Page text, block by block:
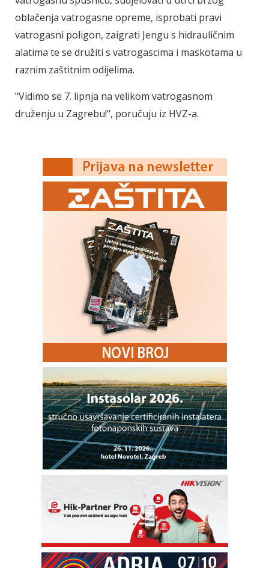
oblačenja vatrogasne opreme, isprobati pravi
vatrogasni poligon, zaigrati Jengu s hidrauličnim
alatima te se družiti s vatrogascima i maskotama u
raznim zaštitnim odijelima.
"Vidimo se 7. lipnja na velikom vatrogasnom
druženju u Zagrebu!", poručuju iz HVZ-a.